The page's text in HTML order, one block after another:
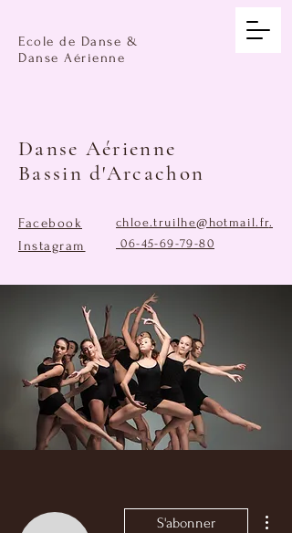
Ecole de Danse &
Danse Aérienne
Danse Aérienne
Bassin d'Arcachon
Facebook
Instagram
chloe.truilhe@hotmail.fr.
06-45-69-79-80
S'abonner